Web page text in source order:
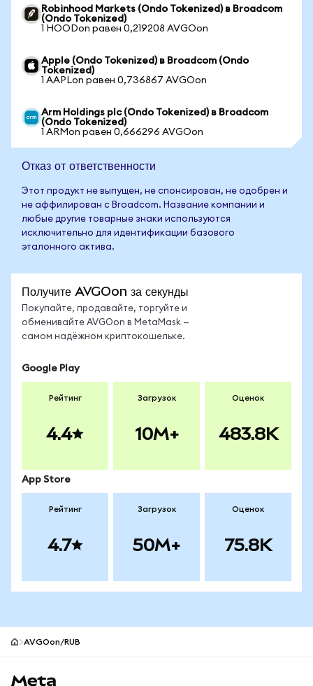
Robinhood Markets (Ondo Tokenized) в Broadcom
(Ondo Tokenized)
1 HOODon равен 0,219208 AVGOon
Apple (Ondo Tokenized) в Broadcom (Ondo
Tokenized)
1 AAPLon равен 0,736867 AVGOon
Arm Holdings plc (Ondo Tokenized) в Broadcom
(Ondo Tokenized)
1 ARMon равен 0,666296 AVGOon
Отказ от ответственности
Этот продукт не выпущен, не спонсирован, не одобрен и
не аффилирован с Broadcom. Название компании и
любые другие товарные знаки используются
исключительно для идентификации базового
эталонного актива.
Получите AVGOon за секунды
Покупайте, продавайте, торгуйте и
обменивайте AVGOon в MetaMask —
самом надёжном криптокошельке.
Google Play
Рейтинг
4.4
Загрузок
10M+
Оценок
483.8K
App Store
Рейтинг
4.7
Загрузок
50M+
Оценок
75.8K
AVGOon/RUB